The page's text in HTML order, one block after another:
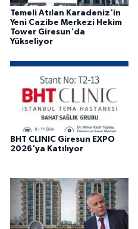
Temeli Atılan Karadeniz'in
Yeni Cazibe Merkezi Hekim
Tower Giresun'da
Yükseliyor
BHT CLINIC Giresun EXPO
2026'ya Katılıyor